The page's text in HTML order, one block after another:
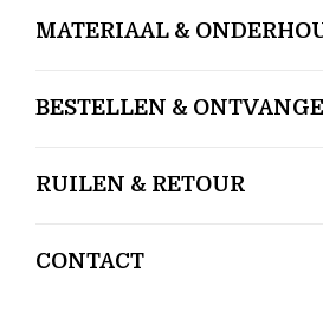
MATERIAAL &
BESTELLEN &
RUILEN & RETOUR
CONTACT